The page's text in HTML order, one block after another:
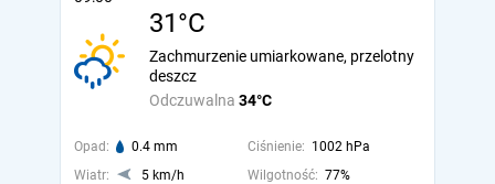
31°C
Odczuwalna 34°C
Zachmurzenie umiarkowane, przelotny
deszcz
Opad: 0.4 mm Ciśnienie: 1002 hPa
Wiatr:
5 km/h Wilgotność: 77%